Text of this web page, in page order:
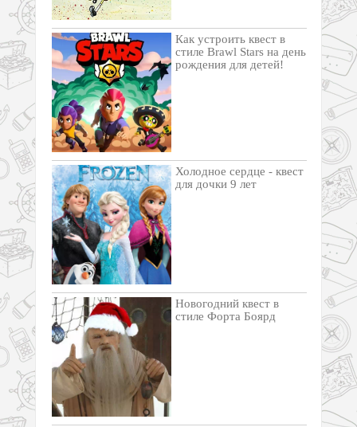
Как устроить квест в
стиле Brawl Stars на день
рождения для детей!
Холодное сердце - квест
для дочки 9 лет
Новогодний квест в
стиле Форта Боярд